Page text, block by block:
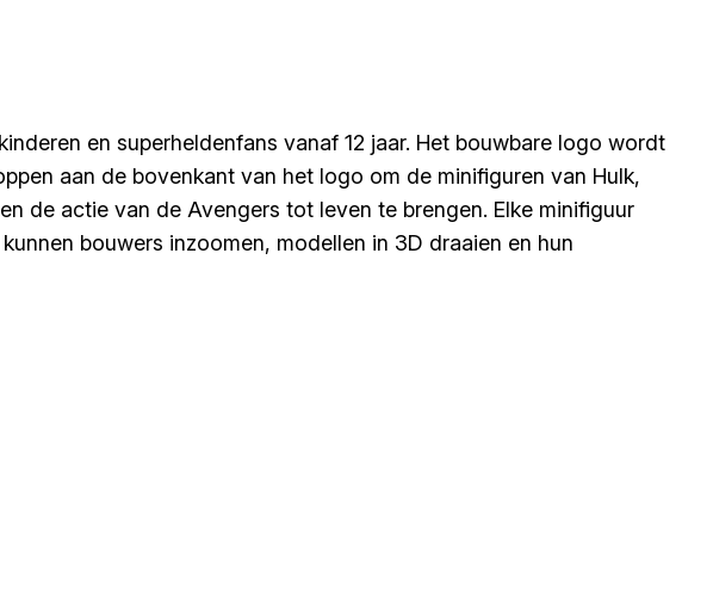
en superheldenfans vanaf 12 jaar. Het bouwbare logo wordt
aan de bovenkant van het logo om de minifiguren van Hulk,
de actie van de Avengers tot leven te brengen. Elke minifiguur
bouwers inzoomen, modellen in 3D draaien en hun